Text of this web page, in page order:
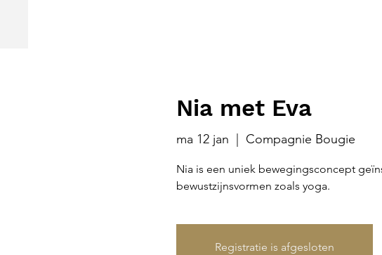
Nia met Eva
ma 12 jan Compagnie Bougie
Nia is een uniek bewegingsconcept
bewustzijnsvormen zoals yoga.
Registratie is afgesloten